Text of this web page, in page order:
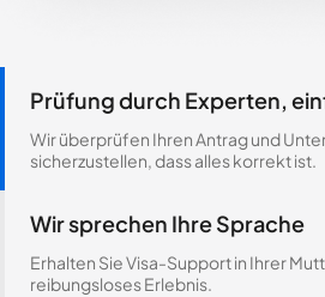
Prüfung durch Experten,
Wir überprüfen Ihren Antrag und
sicherzustellen, dass alles korrekt ist.
Wir sprechen Ihre Sprache
Erhalten Sie Visa-Support in Ihrer
reibungsloses Erlebnis.